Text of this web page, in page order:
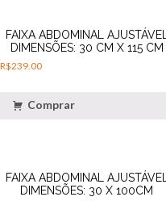
FAIXA ABDOMINAL AJUSTÁVEL
DIMENSÕES: 30 CM X 115 CM
R$239.00
Comprar
FAIXA ABDOMINAL AJUSTÁVEL
DIMENSÕES: 30 X 100CM